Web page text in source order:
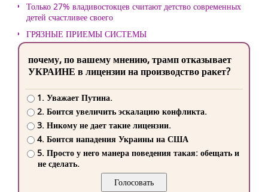
Только 27% владивостокцев считают детство современных
детей счастливее своего
ГРЯЗНЫЕ ПРИЕМЫ СИСТЕМЫ
почему, по вашему мнению, трамп отказывает
УКРАИНЕ в лицензии на производство ракет?
1. Уважает Путина.
2. Боится увеличить эскалацию конфликта.
3. Никому не дает такие лицензии.
4. Боится нападения Украины на США
5. Просто у него манера поведения такая: обещать и
не сделать.